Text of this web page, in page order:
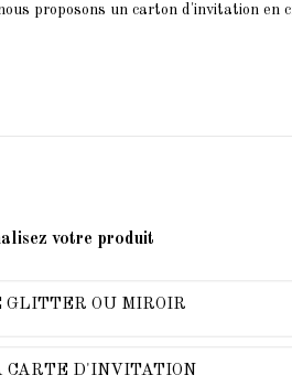
proposons un carton d'invitation en
votre produit
GLITTER OU MIROIR
CARTE D'INVITATION